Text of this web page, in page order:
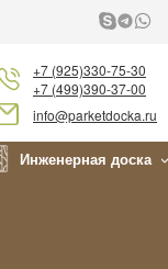
+7 (925)330-75-30
+7 (499)390-37-00
info@parketdocka.ru
Инженерная доска